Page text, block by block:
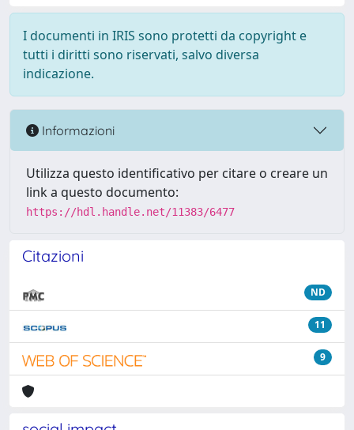
I documenti in IRIS sono protetti da copyright e
tutti i diritti sono riservati, salvo diversa
indicazione.
Informazioni
Utilizza questo identificativo per citare o creare un
link a questo documento:
https://hdl.handle.net/11383/6477
Citazioni
ND
11
9